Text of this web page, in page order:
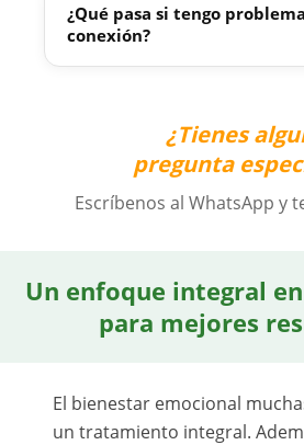
Firefox. Si tienes
utilizar únicamente
Además, se
aplicación de
¿Qué pasa si tengo
conexión?
22
¿Tienes
pregunta
Escríbenos al WhatsApp y
Un enfoque integral
para mejores
El bienestar emocional
un tratamiento integral.